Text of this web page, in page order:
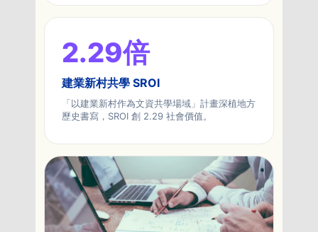
2.29倍
建業新村共學 SROI
「以建業新村作為文資共學場域」計畫深植地方
歷史書寫，SROI 創 2.29 社會價值。